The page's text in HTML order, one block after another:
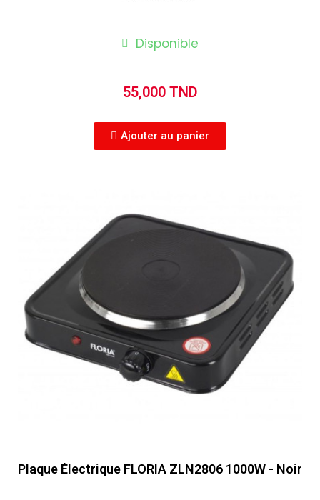
Disponible
55,000 TND
Ajouter au panier
Plaque Électrique FLORIA ZLN2806 1000W - Noir